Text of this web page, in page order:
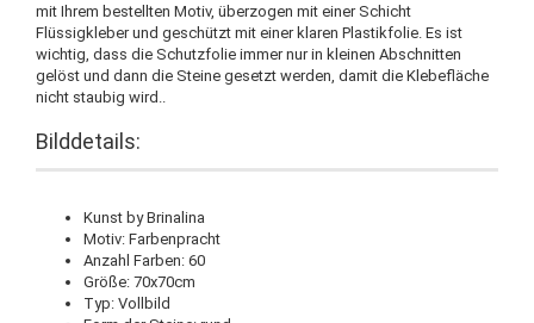
mit Ihrem bestellten Motiv, überzogen mit einer Schicht
Flüssigkleber und geschützt mit einer klaren Plastikfolie. Es ist
wichtig, dass die Schutzfolie immer nur in kleinen Abschnitten
gelöst und dann die Steine gesetzt werden, damit die Klebefläche
nicht staubig wird..
Bilddetails:
Kunst by Brinalina
Motiv: Farbenpracht
Anzahl Farben: 60
Größe: 70x70cm
Typ: Vollbild